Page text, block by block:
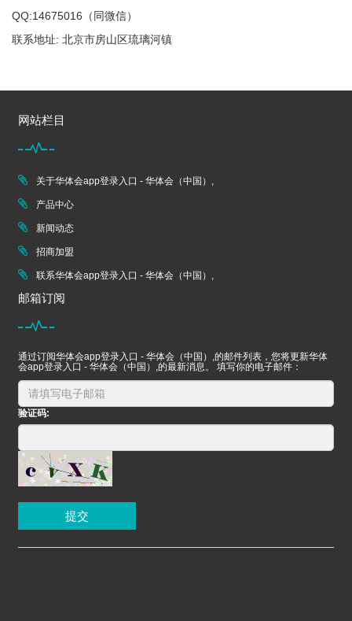
QQ:14675016（同微信）
联系地址: 北京市房山区琉璃河镇
网站栏目
关于华体会app登录入口 - 华体会（中国）,
产品中心
新闻动态
招商加盟
联系华体会app登录入口 - 华体会（中国）,
邮箱订阅
通过订阅华体会app登录入口 - 华体会（中国）,的邮件列表，您将更新华体
会app登录入口 - 华体会（中国）,的最新消息。 填写你的电子邮件：
验证码:
提交